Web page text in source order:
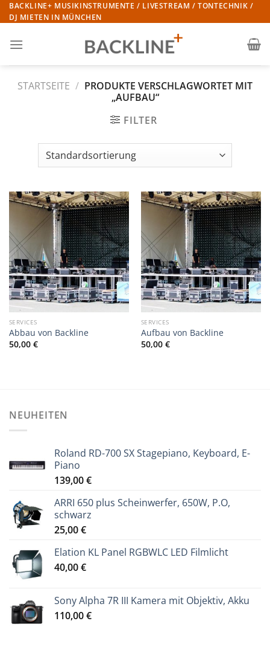
Zum
Inhalt
BACKLINE+ MUSIKINSTRUMENTE / LIVESTREAM / TONTECHNIK /
DJ MIETEN IN MÜNCHEN
STARTSEITE / PRODUKTE VERSCHLAGWORTET MIT
„AUFBAU“
FILTER
SERVICES
Abbau von Backline
50,00 €
SERVICES
Aufbau von Backline
50,00 €
NEUHEITEN
Roland RD-700 SX Stagepiano, Keyboard, E-
Piano
139,00€
ARRI 650 plus Scheinwerfer, 650W, P.O,
schwarz
25,00€
Elation KL Panel RGBWLC LED Filmlicht
40,00€
Sony Alpha 7R III Kamera mit Objektiv, Akku
110,00€